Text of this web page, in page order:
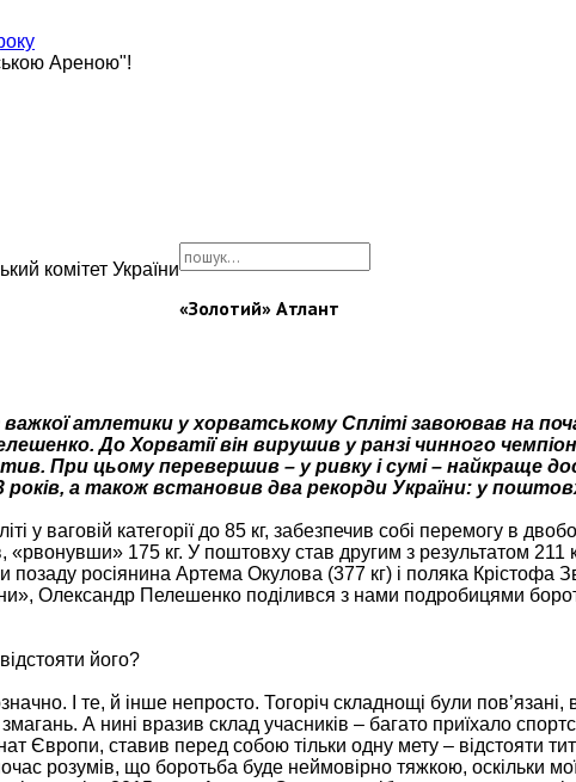
Ареною"!
комітет України
«Золотий» Атлант
атлетики у хорватському Спліті завоював на
До Хорватії він вирушив у ранзі чинного
При цьому перевершив – у ривку і сумі – найкраще
років, а також встановив два рекорди України: у
ваговій категорії до 85 кг, забезпечив собі перемогу в
175 кг. У поштовху став другим з результатом 211
росіянина Артема Окулова (377 кг) і поляка Крістофа
Олександр Пелешенко поділився з нами подробицями
його?
І те, й інше непросто. Тогоріч складнощі були
А нині вразив склад учасників – багато приїхало
Європи, ставив перед собою тільки одну мету – відстояти
розумів, що боротьба буде неймовірно тяжкою, оскільки